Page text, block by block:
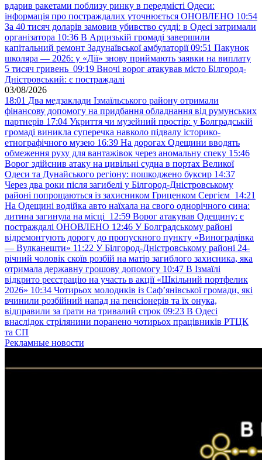
вдарив ракетами поблизу ринку в передмісті Одеси:
інформація про постраждалих уточнюється ОНОВЛЕНО 10:54
За 40 тисяч доларів замовив убивство судді: в Одесі затримали
організатора 10:36 В Арцизькій громаді завершили
капітальний ремонт Задунаївської амбулаторії 09:51 Пакунок
школяра — 2026: у «Дії» знову приймають заявки на виплату
5 тисяч гривень 09:19 Вночі ворог атакував місто Білгород-
Дністровський: є постраждалі
03/08/2026
18:01 Два медзаклади Ізмаїльського району отримали
фінансову допомогу на придбання обладнання від румунських
партнерів 17:04 Укриття чи музейний простір: у Болградській
громаді виникла суперечка навколо підвалу історико-
етнографічного музею 16:39 На дорогах Одещини вводять
обмеження руху для вантажівок через аномальну спеку 15:46
Ворог здійснив атаку на цивільні судна в портах Великої
Одеси та Дунайського регіону: пошкоджено буксир 14:37
Через два роки після загибелі у Білгород-Дністровському
районі попрощаються із захисником Гриценком Сергієм 14:21
На Одещині водійка авто наїхала на свого однорічного сина:
дитина загинула на місці 12:59 Ворог атакував Одещину: є
постраждалі ОНОВЛЕНО 12:46 У Болградському районі
відремонтують дорогу до пропускного пункту «Виноградівка
— Вулканешти» 11:22 У Білгород-Дністровському районі 24-
річний чоловік скоїв розбій на матір загиблого захисника, яка
отримала державну грошову допомогу 10:47 В Ізмаїлі
відкрито реєстрацію на участь в акції «Шкільний портфелик
2026» 10:34 Чотирьох молодиків із Саф’янівської громади, які
вчинили розбійний напад на пенсіонерів та їх онука,
відправили за ґрати на тривалий строк 09:23 В Одесі
внаслідок стрілянини поранено чотирьох працівників РТЦК
та СП
Рекламные новости